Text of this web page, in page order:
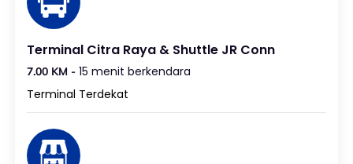
Terminal Citra Raya & Shuttle JR Conn
7.00 KM - 15 menit berkendara
Terminal Terdekat